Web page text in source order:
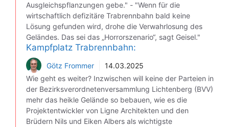
Ausgleichspflanzungen gebe." - "Wenn für die
wirtschaftlich defizitäre Trabrennbahn bald keine
Lösung gefunden wird, drohe die Verwahrlosung des
Geländes. Das sei das „Horrorszenario“, sagt Geisel."
Kampfplatz Trabrennbahn:
Götz Frommer
14.03.2025
Wie geht es weiter? Inzwischen will keine der Parteien in
der Bezirksverordnetenversammlung Lichtenberg (BVV)
mehr das heikle Gelände so bebauen, wie es die
Projektentwickler von Ligne Architekten und den
Brüdern Nils und Eiken Albers als wichtigste